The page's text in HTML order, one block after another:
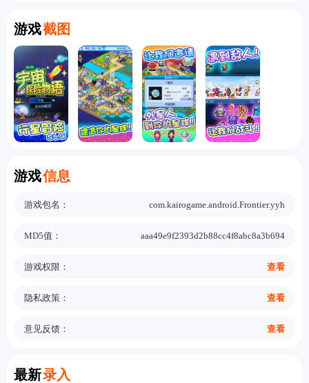
游戏截图
Screenshot
游戏信息
Information
游戏包名： com.kairogame.android.Frontier.yyh
MD5值： aaa49e9f2393d2b88cc4f8abc8a3b694
游戏权限： 查看
隐私政策： 查看
意见反馈： 查看
最新录入
New